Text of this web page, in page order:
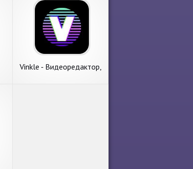
Vinkle - Видеоредактор,